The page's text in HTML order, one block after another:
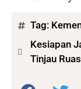
Tag:
Kesiapan
Tinjau
Bagikan: